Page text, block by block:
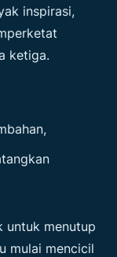
inspirasi,
ketiga.
untuk menutup
mulai mencicil